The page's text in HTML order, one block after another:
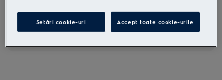
Instrucţiunile de siguranţă și avertismentele de siguranţă
conform regulamentului UE 2023/988 sunt enumerate în
Setări cookie-uri Accept toate cookie-urile